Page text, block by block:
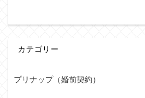
カテゴリー
プリナップ（婚前契約）